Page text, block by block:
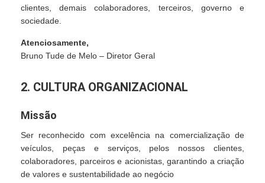
clientes, demais colaboradores, terceiros, governo e
sociedade.
Atenciosamente,
Bruno Tude de Melo – Diretor Geral
2. CULTURA ORGANIZACIONAL
Missão
Ser reconhecido com excelência na comercialização de
veículos, peças e serviços, pelos nossos clientes,
colaboradores, parceiros e acionistas, garantindo a criação
de valores e sustentabilidade ao negócio